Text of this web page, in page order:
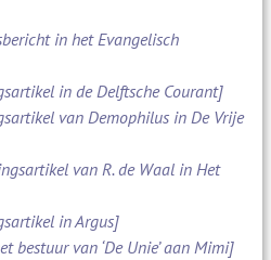
in het Evangelisch
in de Delftsche Courant]
van Demophilus in De Vrije
van R. de Waal in Het
in Argus]
bestuur van ‘De Unie’ aan Mimi]